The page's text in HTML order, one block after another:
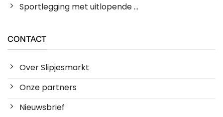
Sportlegging met uitlopende ...
CONTACT
Over Slipjesmarkt
Onze partners
Nieuwsbrief